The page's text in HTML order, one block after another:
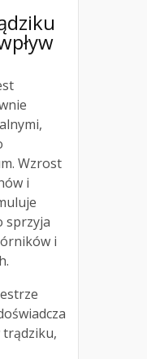
Wzrost
i
sprzyja
i
trądziku,